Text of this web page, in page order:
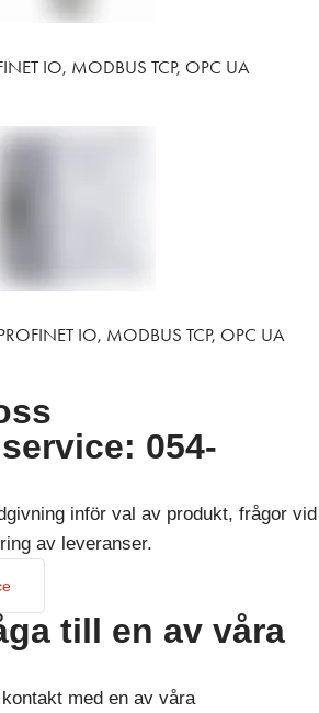
IO, MODBUS TCP, OPC UA
IO, MODBUS TCP, OPC UA
054-
inför val av produkt, frågor vid
av leveranser.
till en av våra
med en av våra